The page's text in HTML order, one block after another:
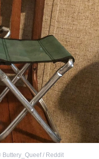
Buttery_Queef / Reddit